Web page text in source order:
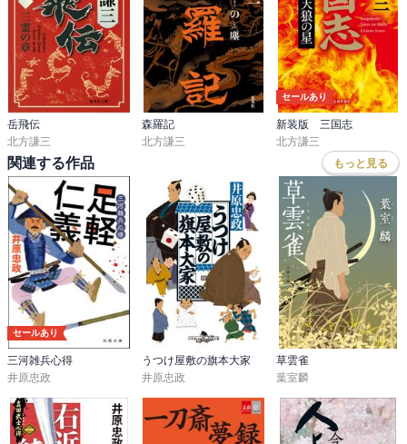
岳飛伝
北方謙三
森羅記
北方謙三
セールあり
新装版 三国志
北方謙三
関連する作品 もっと見る
セールあり
三河雑兵心得
井原忠政
うつけ屋敷の旗本大家
井原忠政
草雲雀
葉室麟